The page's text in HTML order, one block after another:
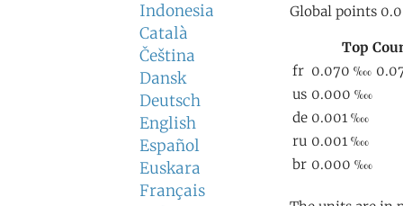
Indonesia
Català
Čeština
Dansk
Deutsch
English
Español
Euskara
Français